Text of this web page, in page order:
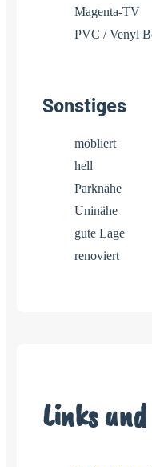
Magenta-TV
PVC / Venyl
Sonstiges
möbliert
hell
Parknähe
Uninähe
gute Lage
renoviert
Links